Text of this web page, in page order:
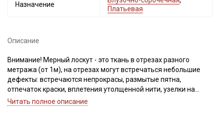
Назначение
Платьевая
Описание
Внимание! Мерный лоскут - это ткань в отрезах разного
метража (от 1м), на отрезах могут встречаться небольшие
дефекты: встречаются непрокрасы, размытые пятна,
отпечаток краски, вплетения утолщенной нити, узелки на
утолщениях, разряженность из-за сбоя в переплетении,
Читать полное описание